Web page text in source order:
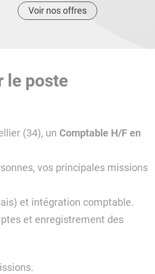
Voir nos offres
le poste
(34), un Comptable H/F en
vos principales missions
et intégration comptable.
et enregistrement des